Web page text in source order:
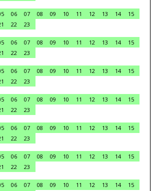
06 07 08 09 10 11 12 13 14
15
22
23
06 07 08 09 10 11 12 13 14
15
22
23
06 07 08 09 10 11 12 13 14
15
22
23
06 07 08 09 10 11 12 13 14
15
22
23
06 07 08 09 10 11 12 13 14
15
22
23
06 07 08 09 10 11 12 13 14
15
22
23
06 07 08 09 10 11 12 13 14
15